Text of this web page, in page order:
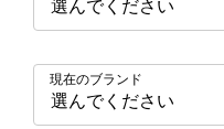
現在のブランド